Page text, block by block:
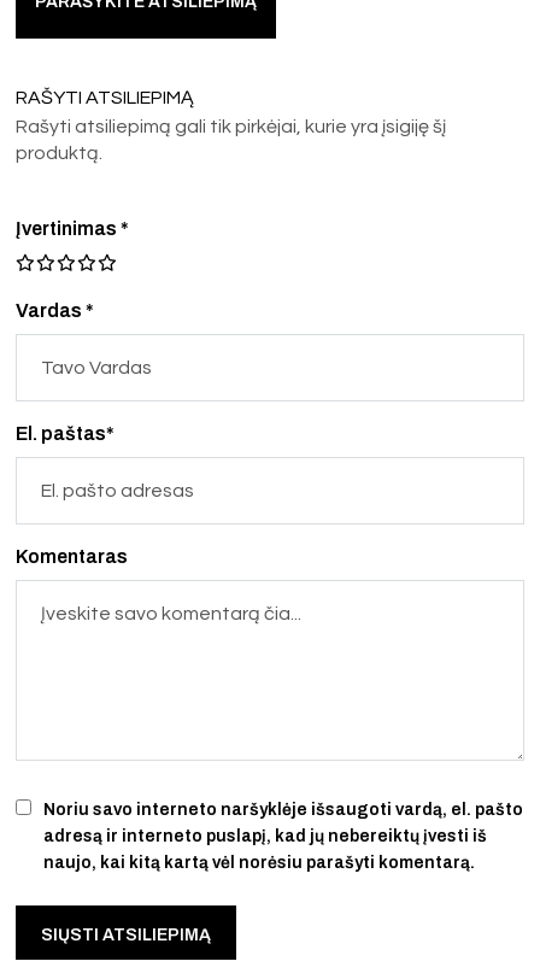
RAŠYTI ATSILIEPIMĄ
Rašyti atsiliepimą gali tik pirkėjai, kurie yra įsigiję šį
produktą.
Vardas *
El. paštas*
Noriu savo interneto naršyklėje išsaugoti vardą, el. pašto
adresą ir interneto puslapį, kad jų nebereiktų įvesti iš
naujo, kai kitą kartą vėl norėsiu parašyti komentarą.
Įvertinimas*
Komentaras